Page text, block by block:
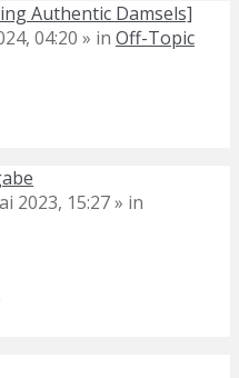
Authentic Damsels]
04:20 » in Off-Topic
2023, 15:27 » in